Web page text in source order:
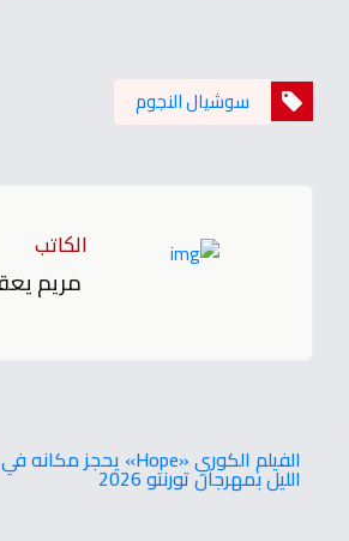
سوشيال النجوم
الكاتب
مريم
‬الليل‭ ‬بمهرجان‭ ‬تورنتو ‭ ‬2026